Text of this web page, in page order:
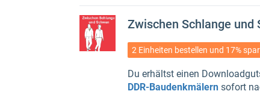
Zwischen Schlange und
2 Einheiten bestellen und 17%
Du erhältst einen
DDR-Baudenkmälern sofort